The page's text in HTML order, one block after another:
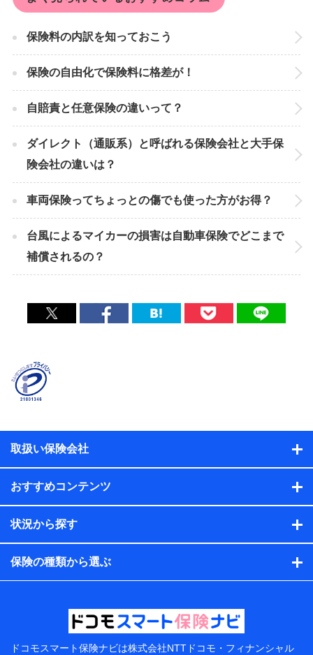
保険料の内訳を知っておこう
保険の自由化で保険料に格差が！
自賠責と任意保険の違いって？
ダイレクト（通販系）と呼ばれる保険会社と大手保
険会社の違いは？
車両保険ってちょっとの傷でも使った方がお得？
台風によるマイカーの損害は自動車保険でどこまで
補償されるの？
取扱い保険会社
おすすめコンテンツ
状況から探す
保険の種類から選ぶ
ドコモスマート保険ナビは株式会社NTTドコモ・フィナンシャル